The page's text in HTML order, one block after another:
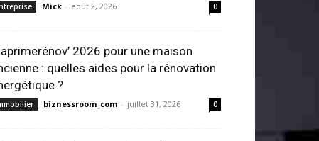
Mick - août 2, 2026 0
2026 pour une maison
: quelles aides pour la rénovation
?
biznessroom_com - juillet 31, 2026 0